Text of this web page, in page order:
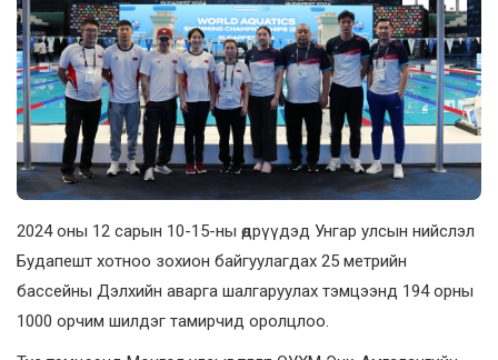
2024 оны 12 сарын 10-15-ны өдрүүдэд Унгар улсын нийслэл
Будапешт хотноо зохион байгуулагдах 25 метрийн
бассейны Дэлхийн аварга шалгаруулах тэмцээнд 194 орны
1000 орчим шилдэг тамирчид оролцлоо.